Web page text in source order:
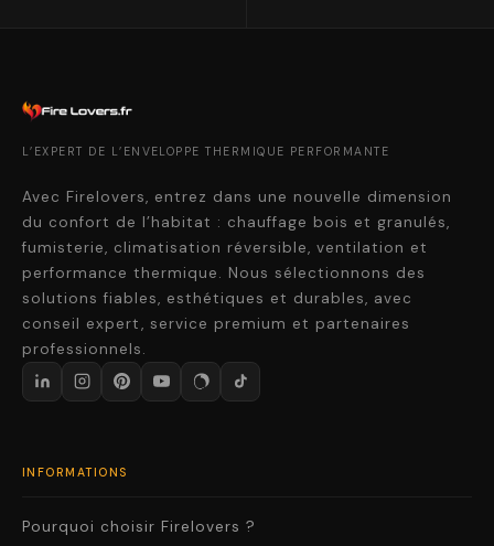
L’EXPERT DE L’ENVELOPPE THERMIQUE PERFORMANTE
Avec Firelovers, entrez dans une nouvelle dimension
du confort de l’habitat : chauffage bois et granulés,
fumisterie, climatisation réversible, ventilation et
performance thermique. Nous sélectionnons des
solutions fiables, esthétiques et durables, avec
conseil expert, service premium et partenaires
professionnels.
INFORMATIONS
Pourquoi choisir Firelovers ?